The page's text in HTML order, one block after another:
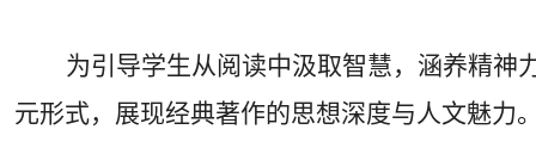
为引导学生从阅读中汲取智慧，涵养精神
元形式，展现经典著作的思想深度与人文魅力